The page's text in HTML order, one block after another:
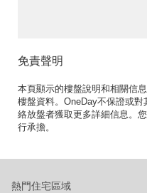
免責聲明
本頁顯示的樓盤說明和相關信
樓盤資料。OneDay不保證或
絡放盤者獲取更多詳細信息。
行承擔。
熱門住宅區域